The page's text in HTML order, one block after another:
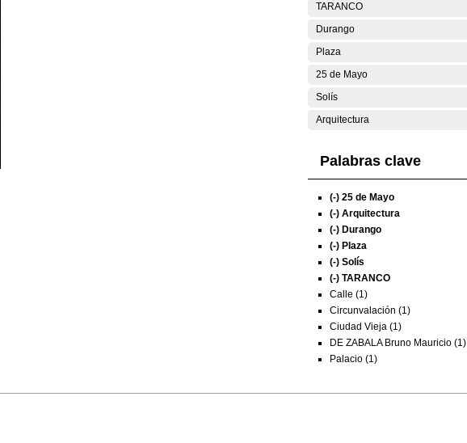
TARANCO
Durango
Plaza
25 de Mayo
Solís
Arquitectura
Palabras clave
(-) 25 de Mayo
(-) Arquitectura
(-) Durango
(-) Plaza
(-) Solís
(-) TARANCO
Calle (1)
Circunvalación (1)
Ciudad Vieja (1)
DE ZABALA Bruno Mauricio (1)
Palacio (1)